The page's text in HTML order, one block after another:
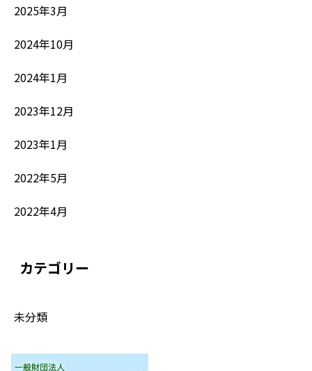
2025年3月
2024年10月
2024年1月
2023年12月
2023年1月
2022年5月
2022年4月
カテゴリー
未分類